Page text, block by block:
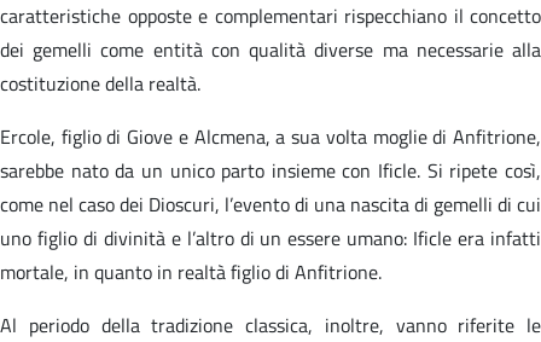
caratteristiche opposte e complementari rispecchiano il concetto
dei gemelli come entità con qualità diverse ma necessarie alla
costituzione della realtà.
Ercole, figlio di Giove e Alcmena, a sua volta moglie di Anfitrione,
sarebbe nato da un unico parto insieme con Ificle. Si ripete così,
come nel caso dei Dioscuri, l’evento di una nascita di gemelli di cui
uno figlio di divinità e l’altro di un essere umano: Ificle era infatti
mortale, in quanto in realtà figlio di Anfitrione.
Al periodo della tradizione classica, inoltre, vanno riferite le